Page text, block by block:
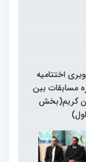
اختتامیه
مسابقات بین
کریم(بخش
اول)